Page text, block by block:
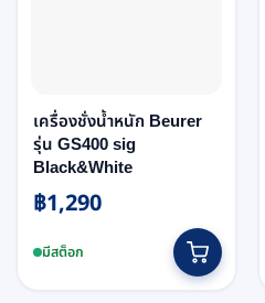
เครื่องชั่งน้ำหนัก Beurer
รุ่น GS400 sig
Black&White
฿1,290
มีสต็อก
product